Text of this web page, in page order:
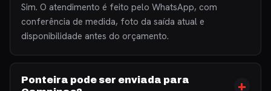
Sim. O atendimento é feito pelo WhatsApp, com
conferência de medida, foto da saída atual e
disponibilidade antes do orçamento.
Ponteira pode ser enviada para